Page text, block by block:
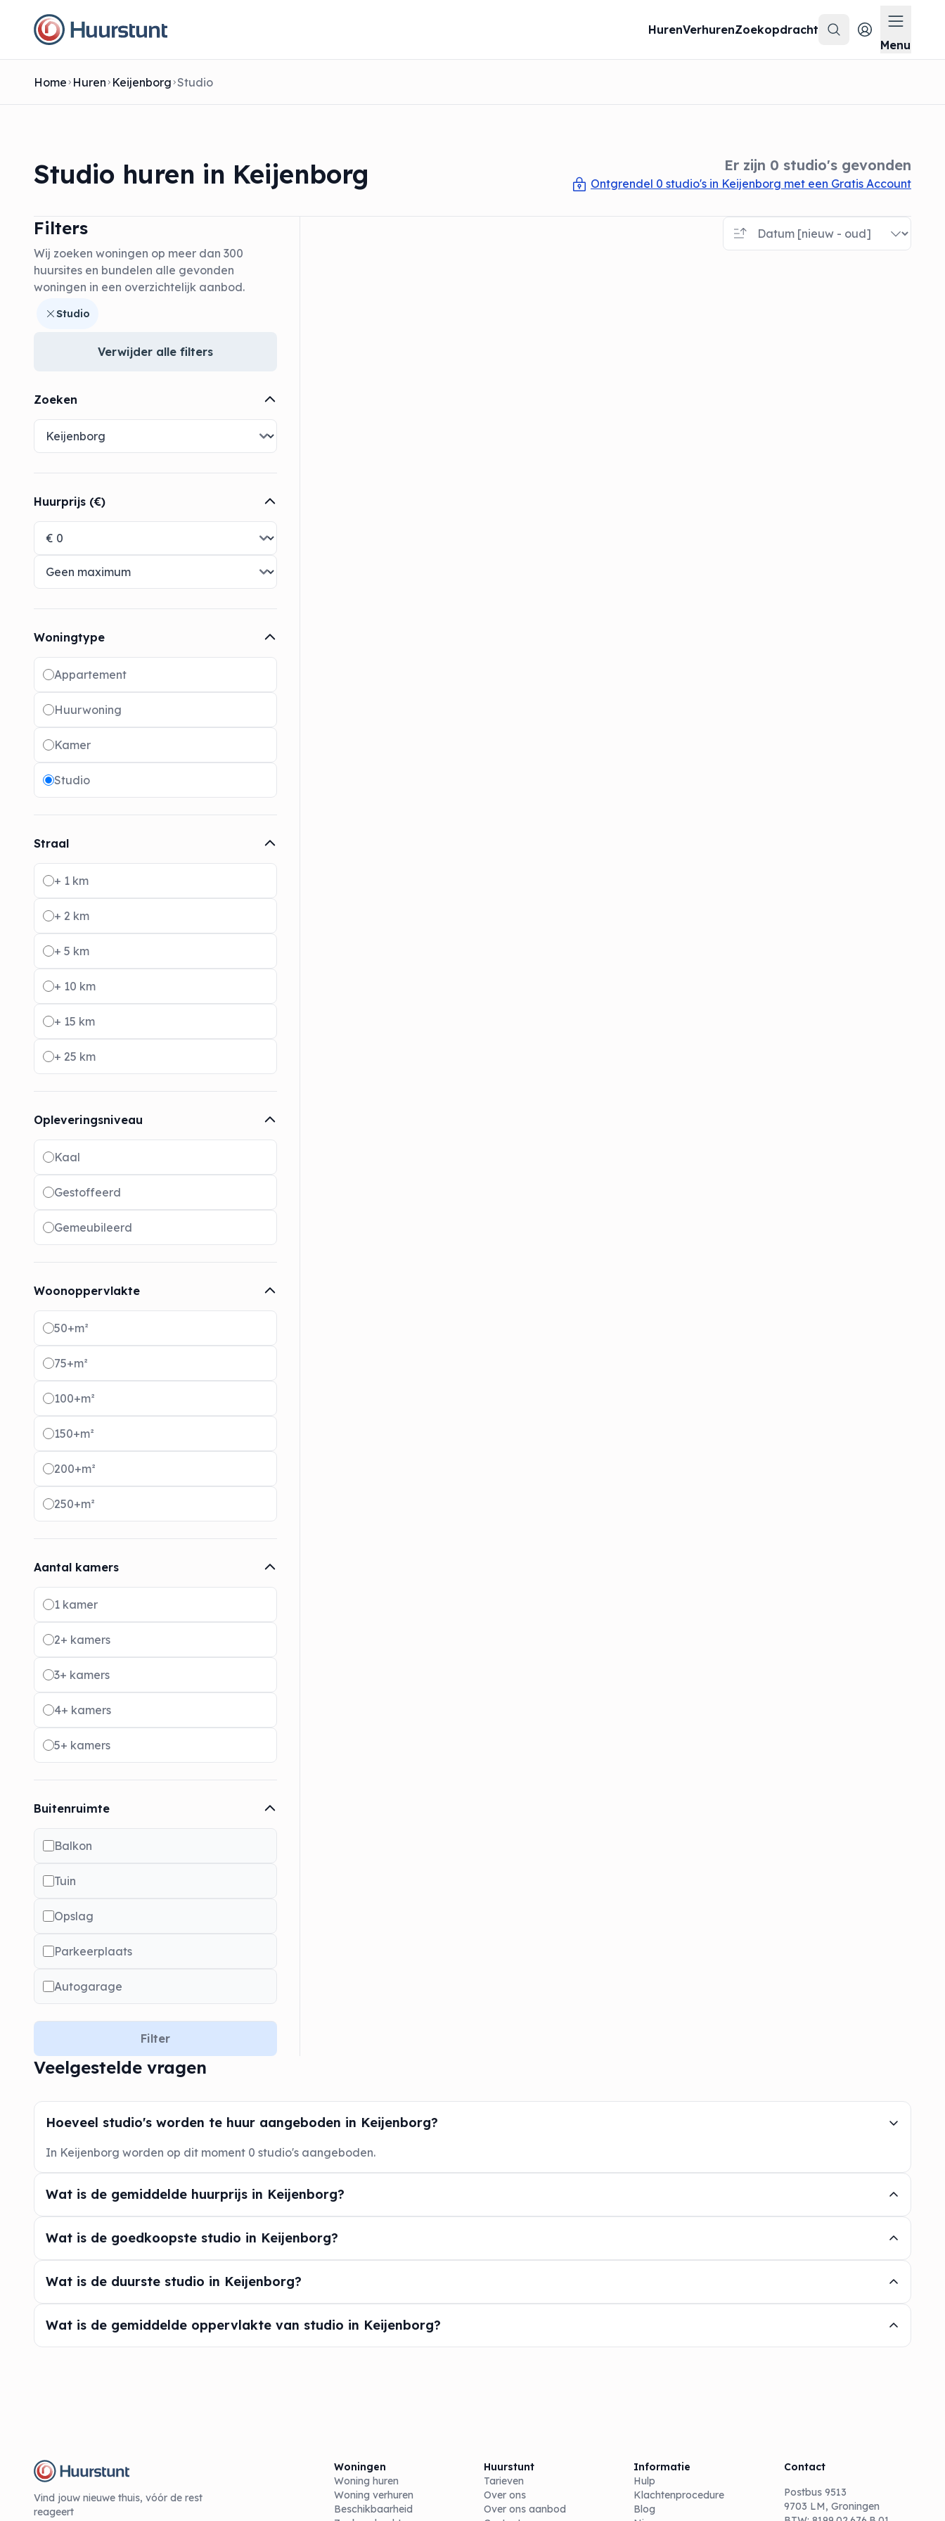
HurenVerhurenZoekopdracht
Zoeken
Menu
Menu
Home Huren Keijenborg Studio
Studio huren in Keijenborg Er zijn 0 studio's gevonden
Ontgrendel 0 studio's in Keijenborg met een Gratis Account
Filters
Wij zoeken woningen op meer dan 300
huursites en bundelen alle gevonden
woningen in een overzichtelijk aanbod.
Studio
Verwijder alle filters
Zoeken
Huurprijs (€)
Woningtype
Radio buttons
Appartement
Huurwoning
Kamer
Studio
Straal
Radio buttons
+ 1 km
+ 2 km
+ 5 km
+ 10 km
+ 15 km
+ 25 km
Opleveringsniveau
Radio buttons
Kaal
Gestoffeerd
Gemeubileerd
Woonoppervlakte
Radio buttons
50+m²
75+m²
100+m²
150+m²
200+m²
250+m²
Aantal kamers
Radio buttons
1 kamer
2+ kamers
3+ kamers
4+ kamers
5+ kamers
Buitenruimte
Balkon
Tuin
Opslag
Parkeerplaats
Autogarage
Filter
Veelgestelde vragen
Hoeveel studio's worden te huur aangeboden in Keijenborg?
In Keijenborg worden op dit moment 0 studio's aangeboden.
Wat is de gemiddelde huurprijs in Keijenborg?
Wat is de goedkoopste studio in Keijenborg?
Wat is de duurste studio in Keijenborg?
Wat is de gemiddelde oppervlakte van studio in Keijenborg?
Vind jouw nieuwe thuis, vóór de rest
reageert
Woningen
Woning huren
Woning verhuren
Beschikbaarheid
Huurstunt
Tarieven
Over ons
Over ons aanbod
Informatie
Hulp
Klachtenprocedure
Blog
Contact
Postbus 9513
9703 LM, Groningen